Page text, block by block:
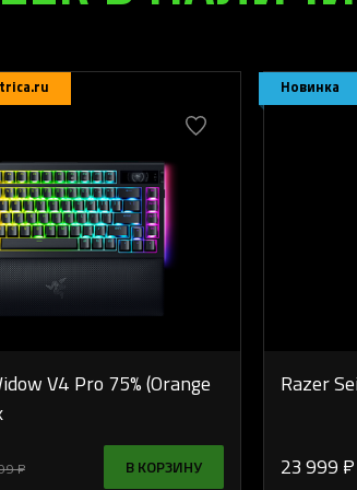
V4 Pro 75% (Orange
₽ В КОРЗИНУ
Новинка
Razer
23 999 ₽